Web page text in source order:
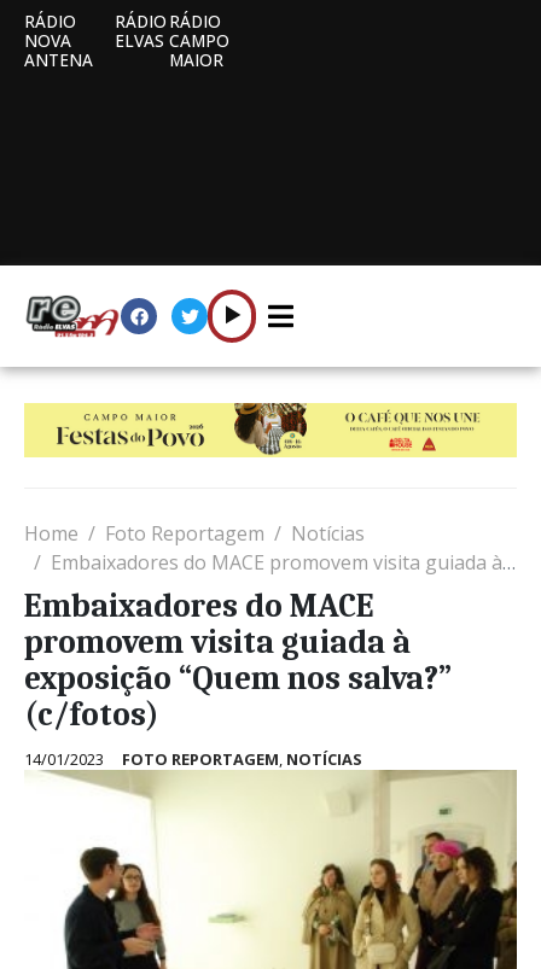
RÁDIO
NOVA
ANTENA
RÁDIO
ELVAS
RÁDIO
CAMPO
MAIOR
Home Foto Reportagem
Notícias
Embaixadores do MACE promovem visita guiada à exposição “Quem nos salva?” (c/fotos)
Embaixadores do MACE
promovem visita guiada à
exposição “Quem nos salva?”
(c/fotos)
14/01/2023 FOTO REPORTAGEM, NOTÍCIAS